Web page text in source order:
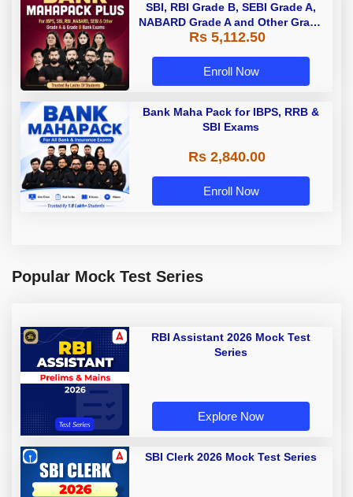
SBI, RBI Grade B, SEBI Grade A,
NABARD Grade A and Other Grade
A & Grade B Bank Exams
Rs 5,112.50
Enroll Now
Bank Maha Pack for IBPS, RRB &
SBI Exams
Rs 2,840.00
Enroll Now
Popular Mock Test Series
RBI Assistant 2026 Mock Test
Series
Explore Now
SBI Clerk 2026 Mock Test Series